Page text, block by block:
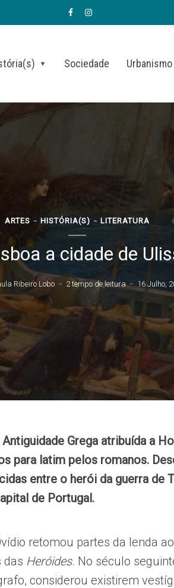
Sociedade Urbanismo
ARTES HISTÓRIA(S) LITERATURA
a cidade de
Ribeiro Lobo 2 tempo de leitura 16 Julho,
Grega atribuída a
para latim pelos romanos.
entre o herói da guerra de
de Portugal.
retomou partes da lenda
das Heróides. No século
considerou existirem